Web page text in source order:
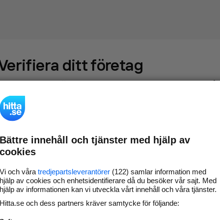
ditt företag
som69 530företag - ta kontroll över din företagssida på
hitta.se och syns bättre mot kunder i ditt närområde. Helt
kostnadsfritt.
Uppdatera din
företagsinformation
Svara på och hantera dina
Gå vidare
Bättre innehåll och tjänster med hjälp av
cookies
Vi och våra tredjepartsleverantörer (122) samlar information med
hjälp av cookies och enhetsidentifierare då du besöker vår sajt. Med
hjälp av informationen kan vi utveckla vårt innehåll och våra tjänster.
Hitta.se och dess partners kräver samtycke för följande: